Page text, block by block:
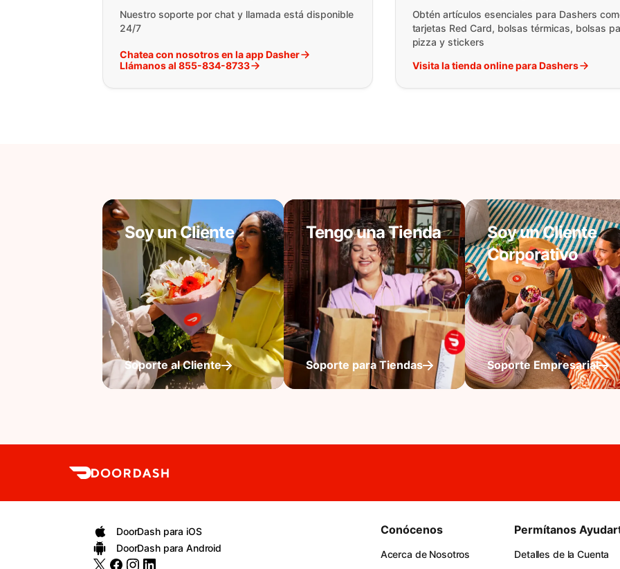
Nuestro soporte por chat y llamada está disponible
24/7
Chatea con nosotros en la app Dasher
Llámanos al 855-834-8733
Obtén artículos esenciales para Dashers
tarjetas Red Card, bolsas térmicas, bolsas
pizza y stickers
Visita la tienda online para Dashers
Soy un Cliente
Soporte al Cliente
Tengo una Tienda
Soporte para Tiendas
Soy un Cliente
Corporativo
Soporte Empresarial
DoorDash para iOS
DoorDash para Android
Conócenos
Acerca de Nosotros
Permítanos
Detalles de la Cuenta